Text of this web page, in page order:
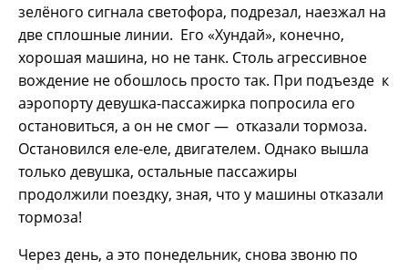
зелёного сигнала светофора, подрезал, наезжал на
две сплошные линии. Его «Хундай», конечно,
хорошая машина, но не танк. Столь агрессивное
вождение не обошлось просто так. При подъезде к
аэропорту девушка-пассажирка попросила его
остановиться, а он не смог — отказали тормоза.
Остановился еле-еле, двигателем. Однако вышла
только девушка, остальные пассажиры
продолжили поездку, зная, что у машины отказали
тормоза!
Через день, а это понедельник, снова звоню по